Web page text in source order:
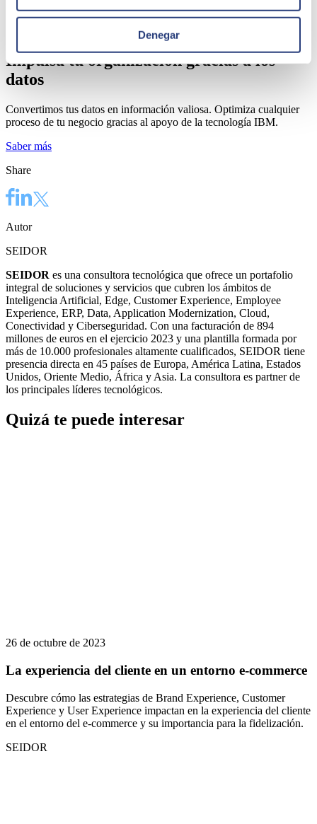
Denegar
Impulsa tu organización gracias a los
datos
Convertimos tus datos en información valiosa. Optimiza cualquier
proceso de tu negocio gracias al apoyo de la tecnología IBM.
Saber más
Share
Autor
SEIDOR
SEIDOR es una consultora tecnológica que ofrece un portafolio
integral de soluciones y servicios que cubren los ámbitos de
Inteligencia Artificial, Edge, Customer Experience, Employee
Experience, ERP, Data, Application Modernization, Cloud,
Conectividad y Ciberseguridad. Con una facturación de 894
millones de euros en el ejercicio 2023 y una plantilla formada por
más de 10.000 profesionales altamente cualificados, SEIDOR tiene
presencia directa en 45 países de Europa, América Latina, Estados
Unidos, Oriente Medio, África y Asia. La consultora es partner de
los principales líderes tecnológicos.
Quizá te puede interesar
26 de octubre de 2023
La experiencia del cliente en un entorno e-commerce
Descubre cómo las estrategias de Brand Experience, Customer
Experience y User Experience impactan en la experiencia del cliente
en el entorno del e-commerce y su importancia para la fidelización.
SEIDOR